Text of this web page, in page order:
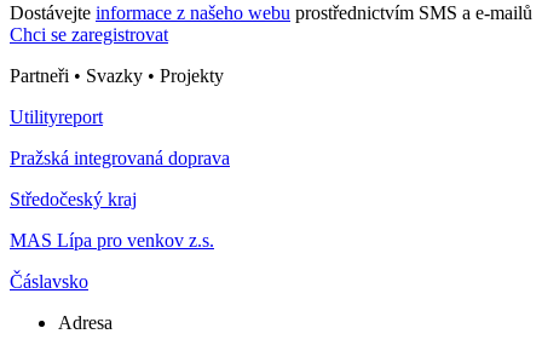
Dostávejte informace z našeho webu prostřednictvím SMS a e-mailů
Chci se zaregistrovat
Partneři • Svazky • Projekty
Utilityreport
Pražská integrovaná doprava
Středočeský kraj
MAS Lípa pro venkov z.s.
Čáslavsko
Adresa